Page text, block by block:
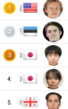
JPN
USA
1
2
3
4.
5.